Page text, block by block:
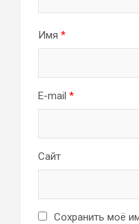
Имя *
E-mail *
Сайт
Сохранить моё